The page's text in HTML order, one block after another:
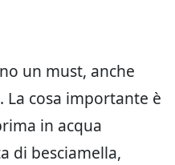
un must, anche
. La cosa importante è
in acqua
di besciamella,